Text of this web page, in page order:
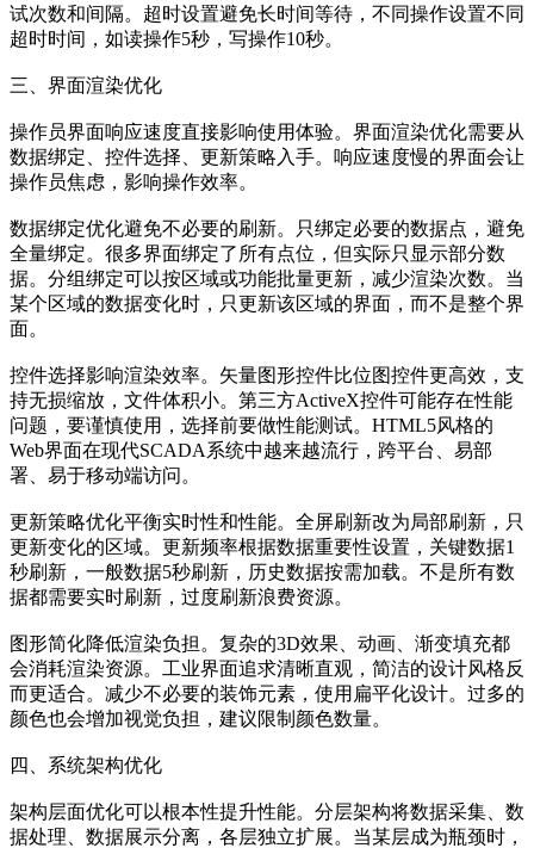
试次数和间隔。超时设置避免长时间等待，不同操作设置不同
超时时间，如读操作5秒，写操作10秒。
三、界面渲染优化
操作员界面响应速度直接影响使用体验。界面渲染优化需要从
数据绑定、控件选择、更新策略入手。响应速度慢的界面会让
操作员焦虑，影响操作效率。
数据绑定优化避免不必要的刷新。只绑定必要的数据点，避免
全量绑定。很多界面绑定了所有点位，但实际只显示部分数
据。分组绑定可以按区域或功能批量更新，减少渲染次数。当
某个区域的数据变化时，只更新该区域的界面，而不是整个界
面。
控件选择影响渲染效率。矢量图形控件比位图控件更高效，支
持无损缩放，文件体积小。第三方ActiveX控件可能存在性能
问题，要谨慎使用，选择前要做性能测试。HTML5风格的
Web界面在现代SCADA系统中越来越流行，跨平台、易部
署、易于移动端访问。
更新策略优化平衡实时性和性能。全屏刷新改为局部刷新，只
更新变化的区域。更新频率根据数据重要性设置，关键数据1
秒刷新，一般数据5秒刷新，历史数据按需加载。不是所有数
据都需要实时刷新，过度刷新浪费资源。
图形简化降低渲染负担。复杂的3D效果、动画、渐变填充都
会消耗渲染资源。工业界面追求清晰直观，简洁的设计风格反
而更适合。减少不必要的装饰元素，使用扁平化设计。过多的
颜色也会增加视觉负担，建议限制颜色数量。
四、系统架构优化
架构层面优化可以根本性提升性能。分层架构将数据采集、数
据处理、数据展示分离，各层独立扩展。当某层成为瓶颈时，